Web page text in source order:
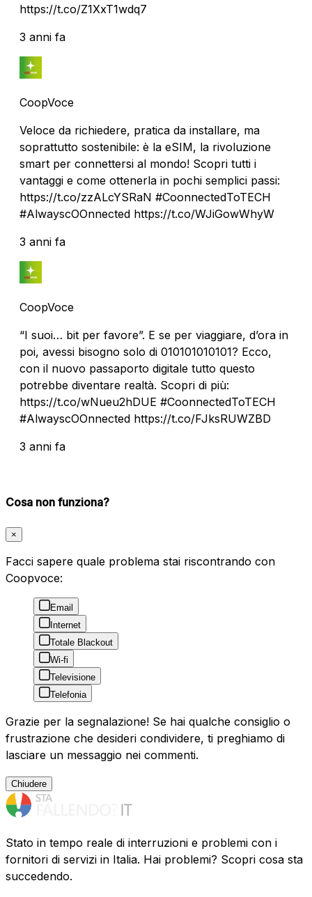
https://t.co/Z1XxT1wdq7
3 anni fa
CoopVoce
Veloce da richiedere, pratica da installare, ma
soprattutto sostenibile: è la eSIM, la rivoluzione
smart per connettersi al mondo! Scopri tutti i
vantaggi e come ottenerla in pochi semplici passi:
https://t.co/zzALcYSRaN #CoonnectedToTECH
#AlwayscOOnnected https://t.co/WJiGowWhyW
3 anni fa
CoopVoce
“I suoi… bit per favore”. E se per viaggiare, d’ora in
poi, avessi bisogno solo di 010101010101? Ecco,
con il nuovo passaporto digitale tutto questo
potrebbe diventare realtà. Scopri di più:
https://t.co/wNueu2hDUE #CoonnectedToTECH
#AlwayscOOnnected https://t.co/FJksRUWZBD
3 anni fa
Cosa non funziona?
×
Facci sapere quale problema stai riscontrando con
Coopvoce:
Email
Internet
Totale Blackout
Wi-fi
Televisione
Telefonia
Grazie per la segnalazione! Se hai qualche consiglio o
frustrazione che desideri condividere, ti preghiamo di
lasciare un messaggio nei commenti.
Chiudere
Stato in tempo reale di interruzioni e problemi con i
fornitori di servizi in Italia. Hai problemi? Scopri cosa sta
succedendo.